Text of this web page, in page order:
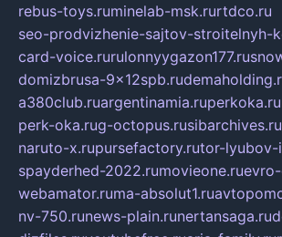
rebus-toys.ruminelab-msk.rurtdco.ru
seo-prodvizhenie-sajtov-stroitelnyh-
card-voice.rurulonnyygazon177.ru
domizbrusa-9x12spb.ru
a380club.ruargentinamia.ruperkoka.ru
perk-oka.rug-octopus.rusibarchives.ru
naruto-x.rupursefactory.rutor-lyubov-
spayderhed-2022.rumovieone.ru
webamator.ruma-absolut1.ru
nv-750.runews-plain.runertansaga.ru